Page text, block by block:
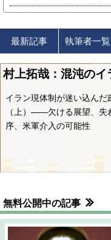
最新記事 執筆者一覧
村上拓哉：混沌のイ
イラン現体制が迷い込んだ
（上）――欠ける展望、失
序、米軍介入の可能性
無料公開中の記事